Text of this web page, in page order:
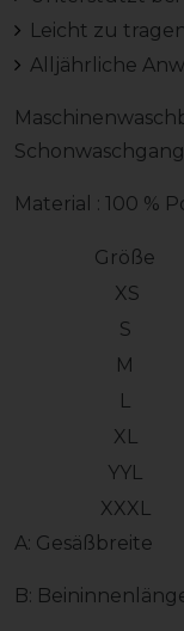
Leicht zu
Alljährliche
Material : 100 %
Größe
XS
S
M
L
XL
YYL
XXXL
A: Gesäßbreite
B: